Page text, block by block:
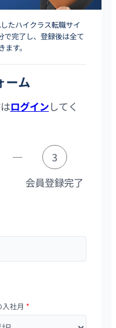
たハイクラス転職サイ
で完了し、登録後は全て
す。
ーム
ログインしてく
3
会員登録完了
社月 *